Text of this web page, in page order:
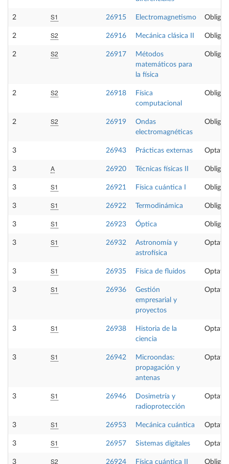
2 S1 26915 Electromagnetismo
2 S2 26916 Mecánica clásica II
2 S2 26917
Métodos
matemáticos para
la física
2 S2 26918
Física
computacional
2 S2 26919
Ondas
electromagnéticas
3 26943 Prácticas externas
3 A 26920 Técnicas físicas II
3 S1 26921 Física cuántica I
3 S1 26922 Termodinámica
3 S1 26923 Óptica
3 S1 26932
Astronomía y
astrofísica
3 S1 26935 Física de fluidos
3 S1 26936
Gestión
empresarial y
proyectos
3 S1 26938
Historia de la
ciencia
3 S1 26942
Microondas:
propagación y
antenas
3 S1 26946
Dosimetría y
radioprotección
3 S1 26953 Mecánica cuántica
3 S1 26957 Sistemas digitales
3 S2 26924 Física cuántica II